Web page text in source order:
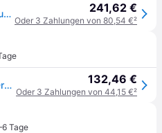
Safescan SD-4617S Geldschublade schwarz, silber 241,62 €
Oder 3 Zahlungen von 80,54 €²
Safescan SD-4617S - Cash Drawer 132,46 €
Oder 3 Zahlungen von 44,15 €²
Tage